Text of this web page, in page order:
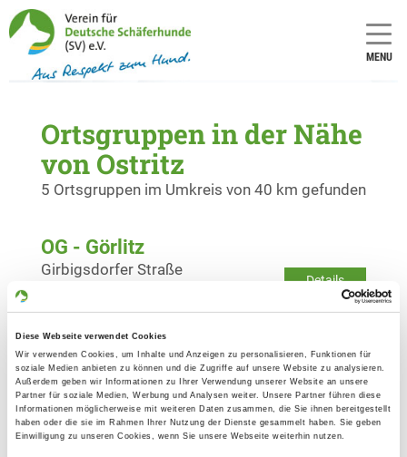
Diese Webseite verwendet Cookies
Wir verwenden Cookies, um Inhalte und Anzeigen zu personalisieren, Funktionen für
soziale Medien anbieten zu können und die Zugriffe auf unsere Website zu analysieren.
Außerdem geben wir Informationen zu Ihrer Verwendung unserer Website an unsere
Partner für soziale Medien, Werbung und Analysen weiter. Unsere Partner führen diese
Informationen möglicherweise mit weiteren Daten zusammen, die Sie ihnen bereitgestellt
haben oder die sie im Rahmen Ihrer Nutzung der Dienste gesammelt haben. Sie geben
Einwilligung zu unseren Cookies, wenn Sie unsere Webseite weiterhin nutzen.
MENU
Ortsgruppen in der Nähe
von Ostritz
5 Ortsgruppen im Umkreis von 40 km gefunden
OG - Görlitz
Details
Girbigsdorfer Straße
OG - Niesky/See e.V.
Details
Petershainerstr
02906 Niesky-See